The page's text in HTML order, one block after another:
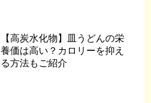
【高炭水化物】皿うどんの栄
養価は高い？カロリーを抑え
る方法もご紹介